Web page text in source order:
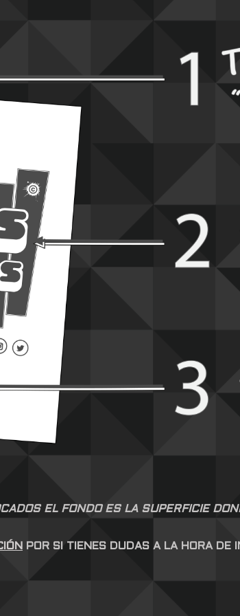
EL FONDO ES LA SUPERFICIE
POR SI TIENES DUDAS A LA HORA DE